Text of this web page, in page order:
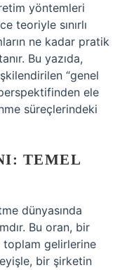
yöntemleri
teoriyle sınırlı
ne kadar pratik
Bu yazıda,
“genel
ele
süreçlerindeki
TEMEL
dünyasında
Bu oran, bir
gelirlerine
bir şirketin